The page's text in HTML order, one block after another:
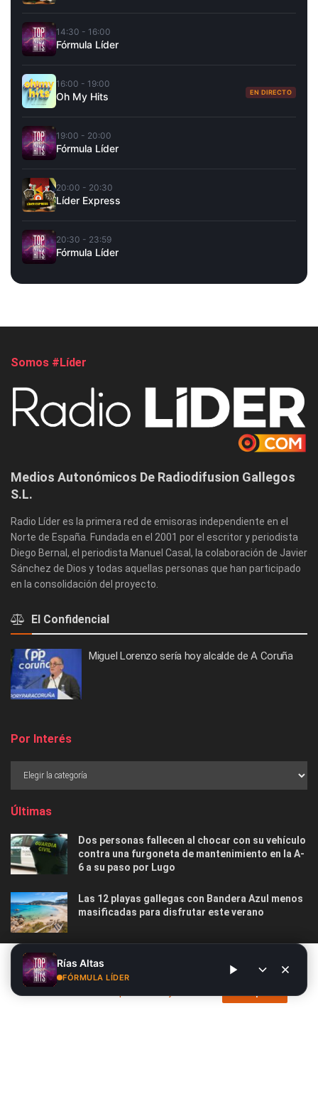
14:30 - 16:00
Fórmula Líder
16:00 - 19:00
Oh My Hits EN DIRECTO
19:00 - 20:00
Fórmula Líder
20:00 - 20:30
Líder Express
20:30 - 23:59
Fórmula Líder
Somos #Líder
Medios Autonómicos De Radiodifusion Gallegos
S.L.
Radio Líder es la primera red de emisoras independiente en el
Norte de España. Fundada en el 2001 por el escritor y periodista
Diego Bernal, el periodista Manuel Casal, la colaboración de Javier
Sánchez de Dios y todas aquellas personas que han participado
en la consolidación del proyecto.
El Confidencial
Miguel Lorenzo sería hoy alcalde de A Coruña
Por Interés
Últimas
Dos personas fallecen al chocar con su vehículo
contra una furgoneta de mantenimiento en la A-
6 a su paso por Lugo
Las 12 playas gallegas con Bandera Azul menos
masificadas para disfrutar este verano
O Marisquiño 2026 en Vigo: programa completo,
horarios, conciertos, deportes y todo lo que
debes saber
Rías Altas
FÓRMULA LÍDER
Este sitio web utiliza cookies. Al continuar utilizando este sitio
web, usted da su consentimiento para el uso de cookies. Visite